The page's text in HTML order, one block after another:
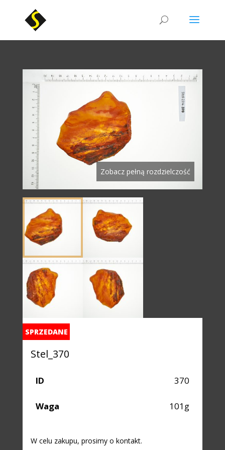
Zobacz pełną rozdzielczość
SPRZEDANE
Stel_370
ID 370
Waga 101g
W celu zakupu, prosimy o kontakt.